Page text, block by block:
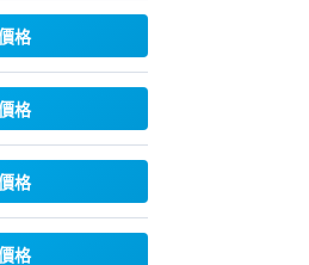
格
格
格
格